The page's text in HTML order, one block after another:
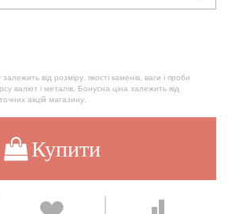
від розміру, якості каменів, ваги і проби
валют і металів. Бонусна ціна залежить від
акцій магазину.
Купити